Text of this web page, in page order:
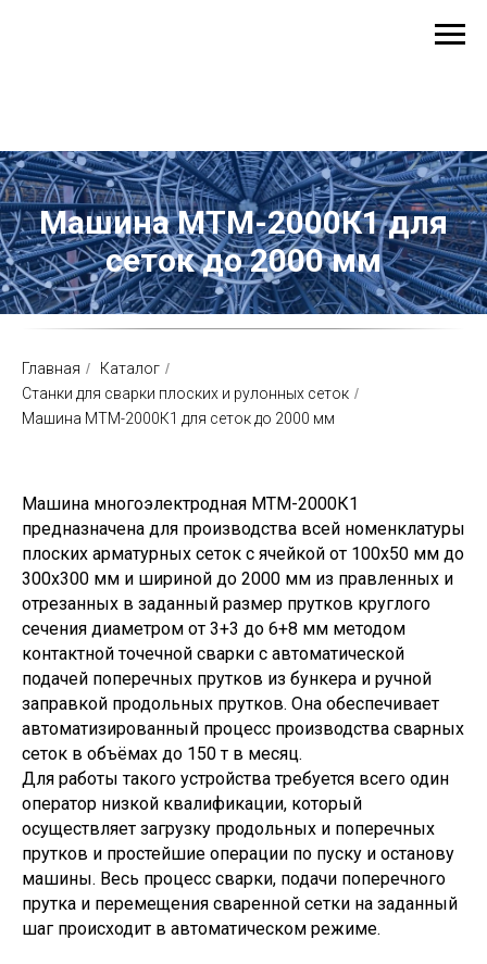
Машина МТМ-2000К1 для
сеток до 2000 мм
Главная / Каталог /
Станки для сварки плоских и рулонных сеток /
Машина МТМ-2000К1 для сеток до 2000 мм
Машина многоэлектродная МТМ-2000К1
предназначена для производства всей номенклатуры
плоских арматурных сеток с ячейкой от 100х50 мм до
300х300 мм и шириной до 2000 мм из правленных и
отрезанных в заданный размер прутков круглого
сечения диаметром от 3+3 до 6+8 мм методом
контактной точечной сварки с автоматической
подачей поперечных прутков из бункера и ручной
заправкой продольных прутков. Она обеспечивает
автоматизированный процесс производства сварных
сеток в объёмах до 150 т в месяц.
Для работы такого устройства требуется всего один
оператор низкой квалификации, который
осуществляет загрузку продольных и поперечных
прутков и простейшие операции по пуску и останову
машины. Весь процесс сварки, подачи поперечного
прутка и перемещения сваренной сетки на заданный
шаг происходит в автоматическом режиме.